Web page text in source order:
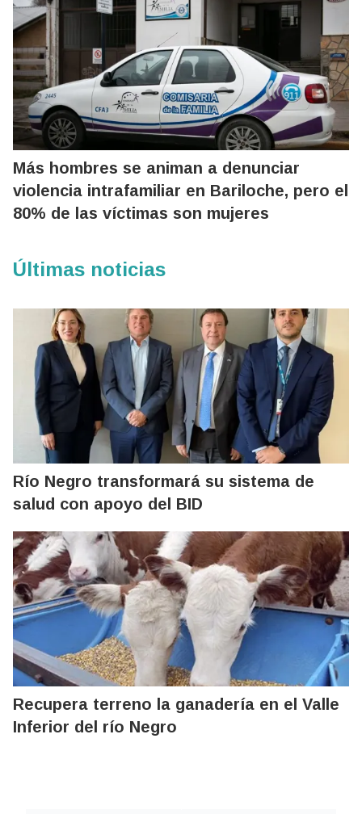
Más hombres se animan a denunciar
violencia intrafamiliar en Bariloche, pero el
80% de las víctimas son mujeres
Últimas noticias
Río Negro transformará su sistema de
salud con apoyo del BID
Recupera terreno la ganadería en el Valle
Inferior del río Negro